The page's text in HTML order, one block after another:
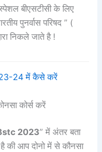
बीएसटीसी के लिए
पुनर्वास परिषद ” (
निकले जाते है !
24 में कैसे करें
कोर्स करें
2023” में अंतर बता
की आप दोनो में से कौनसा